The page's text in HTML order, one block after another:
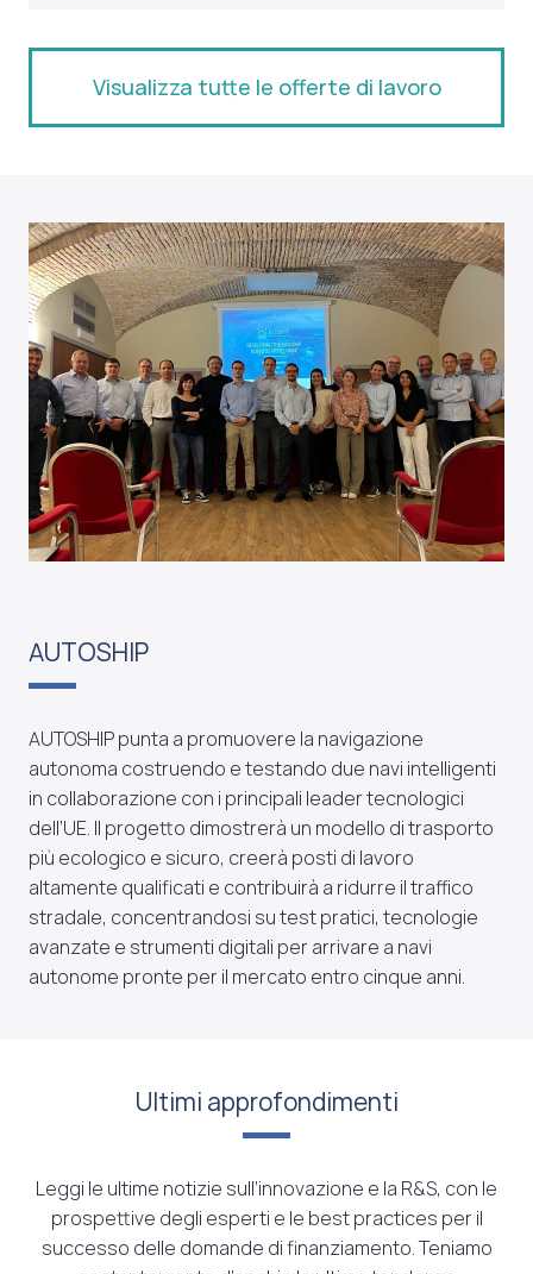
Visualizza tutte le offerte di lavoro
AUTOSHIP
AUTOSHIP punta a promuovere la navigazione
autonoma costruendo e testando due navi intelligenti
in collaborazione con i principali leader tecnologici
dell’UE. Il progetto dimostrerà un modello di trasporto
più ecologico e sicuro, creerà posti di lavoro
altamente qualificati e contribuirà a ridurre il traffico
stradale, concentrandosi su test pratici, tecnologie
avanzate e strumenti digitali per arrivare a navi
autonome pronte per il mercato entro cinque anni.
Ultimi approfondimenti
Leggi le ultime notizie sull’innovazione e la R&S, con le
prospettive degli esperti e le best practices per il
successo delle domande di finanziamento. Teniamo